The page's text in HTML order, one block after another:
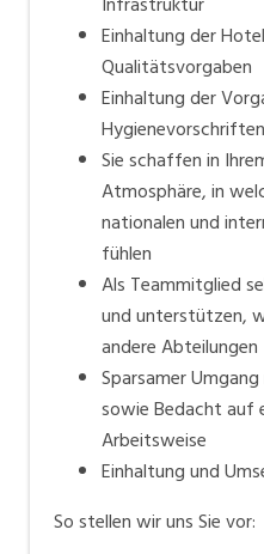
Einhaltung der
Qualitätsvorgaben
Einhaltung der
Hygienevorschriften
Sie schaffen in
Atmosphäre, in
nationalen und
fühlen
Als Teammitglied
und unterstützen,
andere Abteilungen
Sparsamer
sowie Bedacht auf
Arbeitsweise
Einhaltung und
So stellen wir uns Sie vor: